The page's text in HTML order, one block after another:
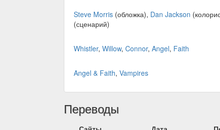
Steve Morris (обложка), Dan Jackson
(сценарий)
Whistler, Willow, Connor, Angel, Faith
Angel & Faith, Vampires
Переводы